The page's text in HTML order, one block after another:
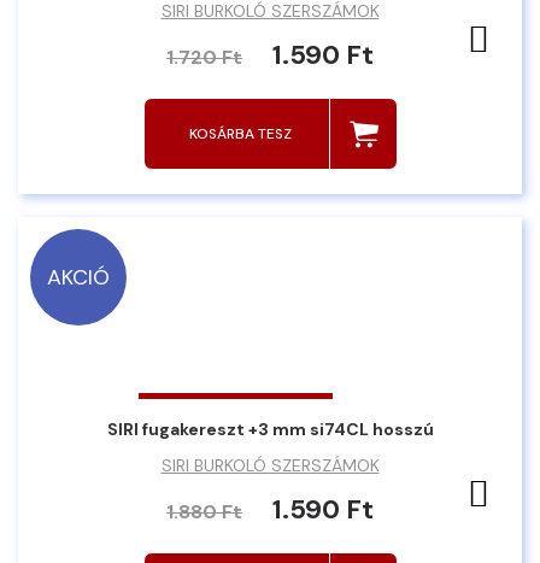
SIRI BURKOLÓ SZERSZÁMOK
1.720 Ft 1.590 Ft
KOSÁRBA TESZ
AKCIÓ
SIRI fugakereszt +3 mm si74CL hosszú
SIRI BURKOLÓ SZERSZÁMOK
1.880 Ft 1.590 Ft